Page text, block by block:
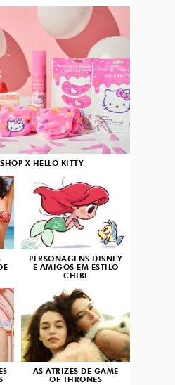
SHOP X HELLO KITTY
PERSONAGENS DISNEY
E AMIGOS EM ESTILO
CHIBI
3
AS ATRIZES DE GAME
OF THRONES